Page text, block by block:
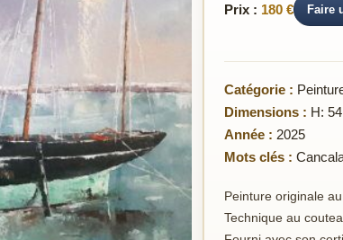
Prix : 180 € Faire
Catégorie :
Dimensions : H:
Année : 2025
Mots clés :
Peinture originale
Technique au